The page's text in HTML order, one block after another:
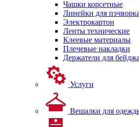
Чашки корсетные
Линейки для пэчворка
Электрокартон
Ленты технические
Клеевые материалы
Плечевые накладки
Держатели для бейджа
Услуги
Вешалки для